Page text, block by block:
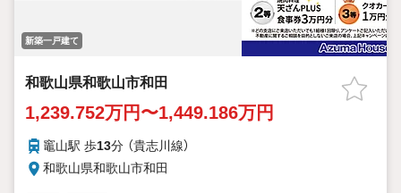
新築一戸建て
和歌山県和歌山市和田
1,239.752万円〜1,449.186万円
竈山駅 歩13分 （貴志川線）
和歌山県和歌山市和田